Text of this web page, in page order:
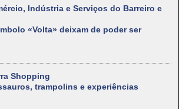
Indústria e Serviços do Barreiro e
«Volta» deixam de poder ser
Shopping
trampolins e experiências